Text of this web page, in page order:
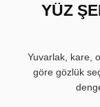
YÜZ
Yuvarlak, kare,
göre gözlük